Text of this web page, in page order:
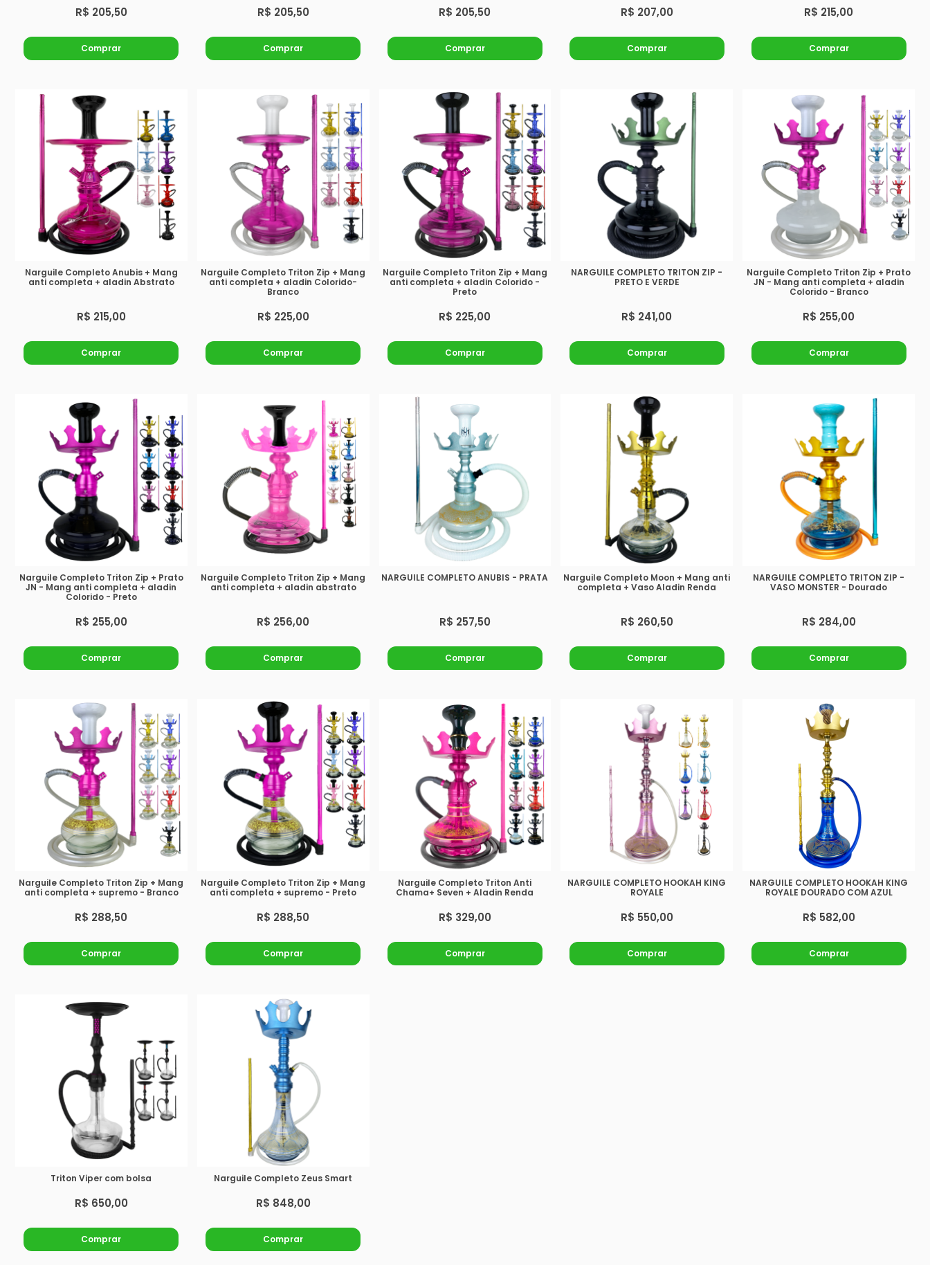
R$ 205,50
Comprar
R$ 205,50
Comprar
R$ 205,50
Comprar
R$ 207,00
Comprar
R$ 215,00
Comprar
Narguile Completo Anubis + Mang
anti completa + aladin Abstrato
R$ 215,00
Comprar
Narguile Completo Triton Zip + Mang
anti completa + aladin Colorido-
Branco
R$ 225,00
Comprar
Narguile Completo Triton Zip + Mang
anti completa + aladin Colorido -
Preto
R$ 225,00
Comprar
NARGUILE COMPLETO TRITON ZIP -
PRETO E VERDE
R$ 241,00
Comprar
Narguile Completo Triton Zip + Prato
JN - Mang anti completa + aladin
Colorido - Branco
R$ 255,00
Comprar
Narguile Completo Triton Zip + Prato
JN - Mang anti completa + aladin
Colorido - Preto
R$ 255,00
Comprar
Narguile Completo Triton Zip + Mang
anti completa + aladin abstrato
R$ 256,00
Comprar
NARGUILE COMPLETO ANUBIS - PRATA
R$ 257,50
Comprar
Narguile Completo Moon + Mang anti
completa + Vaso Aladin Renda
R$ 260,50
Comprar
NARGUILE COMPLETO TRITON ZIP -
VASO MONSTER - Dourado
R$ 284,00
Comprar
Narguile Completo Triton Zip + Mang
anti completa + supremo - Branco
R$ 288,50
Comprar
Narguile Completo Triton Zip + Mang
anti completa + supremo - Preto
R$ 288,50
Comprar
Narguile Completo Triton Anti
Chama+ Seven + Aladin Renda
R$ 329,00
Comprar
NARGUILE COMPLETO HOOKAH KING
ROYALE
R$ 550,00
Comprar
NARGUILE COMPLETO HOOKAH KING
ROYALE DOURADO COM AZUL
R$ 582,00
Comprar
Triton Viper com bolsa
R$ 650,00
Comprar
Narguile Completo Zeus Smart
R$ 848,00
Comprar